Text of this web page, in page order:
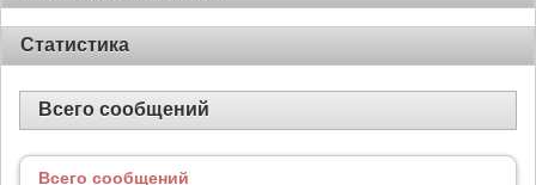
Статистика
Всего сообщений
Всего сообщений